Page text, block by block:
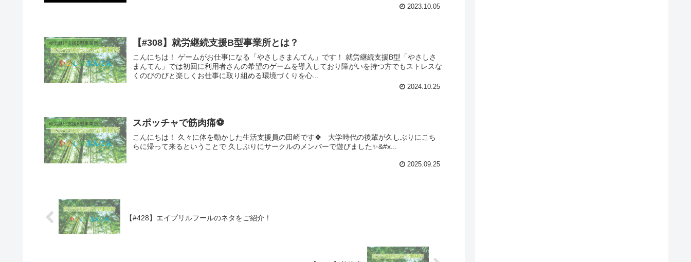
2023.10.05
就労継続支援B型事業所 【#308】就労継続支援B型事業所とは？
こんにちは！ ゲームがお仕事になる「やさしさまんてん」です！ 就労継続支援B型「やさしさ
まんてん」では初回に利用者さんの希望のゲームを導入しており障がいを持つ方でもストレスな
くのびのびと楽しくお仕事に取り組める環境づくりを心...
2024.10.25
就労継続支援B型事業所 スポッチャで筋肉痛⚽️
こんにちは！ 久々に体を動かした生活支援員の田崎です🍀 大学時代の後輩が久しぶりにこち
らに帰って来るということで 久しぶりにサークルのメンバーで遊びました✨&#x...
2025.09.25
【#428】エイプリルフールのネタをご紹介！